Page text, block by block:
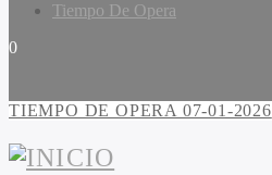
Tiempo De Opera
0
TIEMPO DE OPERA 07-01-2026